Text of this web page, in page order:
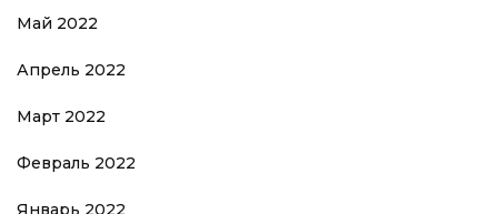
Май 2022
Апрель 2022
Март 2022
Февраль 2022
Январь 2022